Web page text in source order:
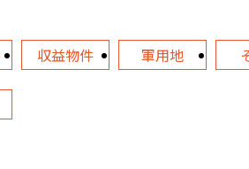
収益物件 軍用地